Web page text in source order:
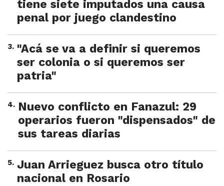
tiene siete imputados una causa
penal por juego clandestino
3. "Acá se va a definir si queremos
ser colonia o si queremos ser
patria"
4. Nuevo conflicto en Fanazul: 29
operarios fueron "dispensados" de
sus tareas diarias
5. Juan Arrieguez busca otro título
nacional en Rosario